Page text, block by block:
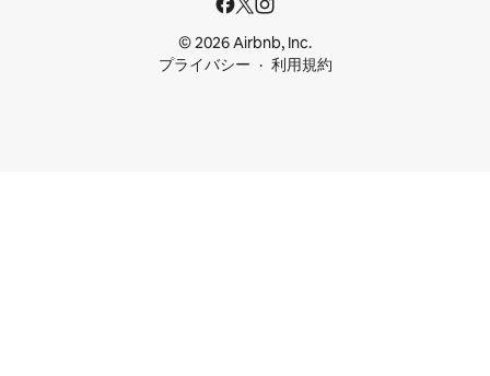
© 2026 Airbnb, Inc.
プライバシー
利用規約